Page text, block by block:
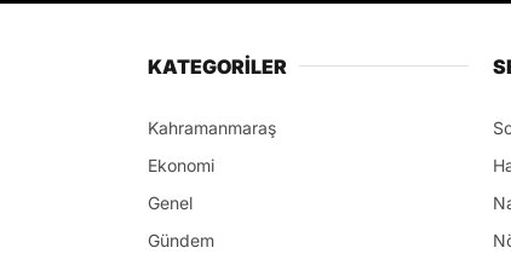
KATEGORİLER
Kahramanmaraş
Ekonomi
Genel
Gündem